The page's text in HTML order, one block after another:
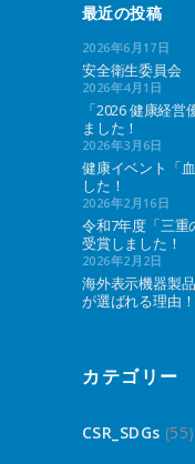
最近の投稿
2026年6月17日
安全衛生委員会
2026年4月1日
「2026 健康経
ました！
2026年3月6日
健康イベント「
した！
2026年2月16日
令和7年度「三重
受賞しました！
2026年2月2日
海外表示機器製
が選ばれる理由！
カテゴリー
CSR_SDGs (55)